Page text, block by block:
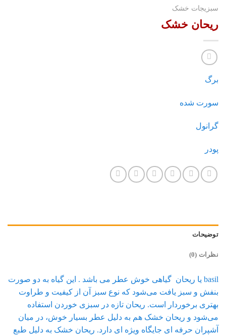
سبزیجات خشک
ریحان خشک
برگ
سورت شده
گرانول
پودر
توضیحات
نظرات (0)
basil یا ریحان گیاهی خوش عطر می باشد . این گیاه به دو صورت
بنفش و سبز یافت می‌شود که نوع سبز آن از کیفیت و طراوت
بهتری برخوردار است. ریحان تازه در سبزی خوردن استفاده
می‌شود و ریحان خشک هم به دلیل عطر بسیار خوش، در میان
آشپران حرفه ای جایگاه ویژه ای دارد. ریحان خشک به دلیل طبع